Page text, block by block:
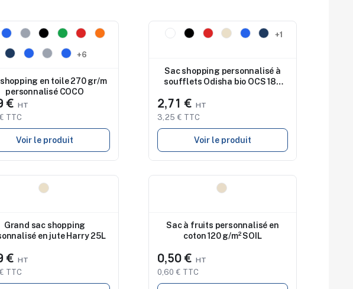
+6
en toile 270 gr/m
personnalisé COCO
€
TTC
Voir le produit
Nouveau +1
Sac shopping personnalisé à
soufflets Odisha bio OCS 180
2,71 €
3,25 € TTC
Voir le produit
Grand sac shopping
en jute Harry 25L
€
TTC
Sac à fruits personnalisé en
coton 120 g/m² SOIL
0,50 €
0,60 € TTC